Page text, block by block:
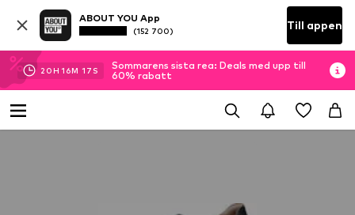
ABOUT YOU App
(152 700) Till appen
20H 16M 17 S
Sommarens sista rea: Deals med upp till
60% rabatt